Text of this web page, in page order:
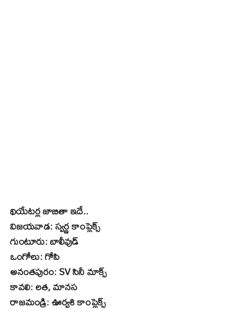
థియేట‌ర్ల‌ జాబితా ఇదే..
విజయవాడ: స్వర్ణ కాంప్లెక్స్
గుంటూరు: బాలీవుడ్
ఒంగోలు: గోపి
అనంతపురం: SV సినీ మాక్స్
కావలి: లత, మానస
రాజమండ్రి: ఊర్వశి కాంప్లెక్స్